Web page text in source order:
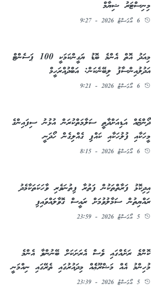
މިނިސްޓަރު ޝިޔާމް
6 އޯގަސްޓު 2026 - 9:27
މިއަދު އޮތް އެންމެ ބޮޑު ޔަގީންކަމަކީ 100 ޕަސެންޓް
އަދުލުއިންސާފު ލިބޭނެކަން: އަބްދުއްރަހީމް
6 އޯގަސްޓު 2026 - 9:21
ދޯންޏެއް އަޑިއަށްދާތީ ސަލާމަތްކުރަން އުޅުނު ސިފައިންގެ
މީހަކާއި ފުލުހަކާއި ކައްޕި ގެއްލިގެން ހޯދަނީ
6 އޯގަސްޓު 2026 - 8:15
އިދިކޮޅު ފަރާތްތަކުން ފަތުރާ ފިތުނަވެރި ވާހަކަތަކާމެދު
ރައްޔިތުން ސަމާލުވުމަށް ރައީސް ގޮވާލައްވައިފި
5 އޯގަސްޓު 2026 - 23:59
ކޮންމެ ރަށެއްގައި ވެސް އެރަށަކަށް ބޭނުންވާ އެންމެ
މުހިންމު އެއް މަޝްރޫޢެެއް މިދައުރުގައި ތެރޭގައި ނިއްމަނީ
5 އޯގަސްޓު 2026 - 23:39